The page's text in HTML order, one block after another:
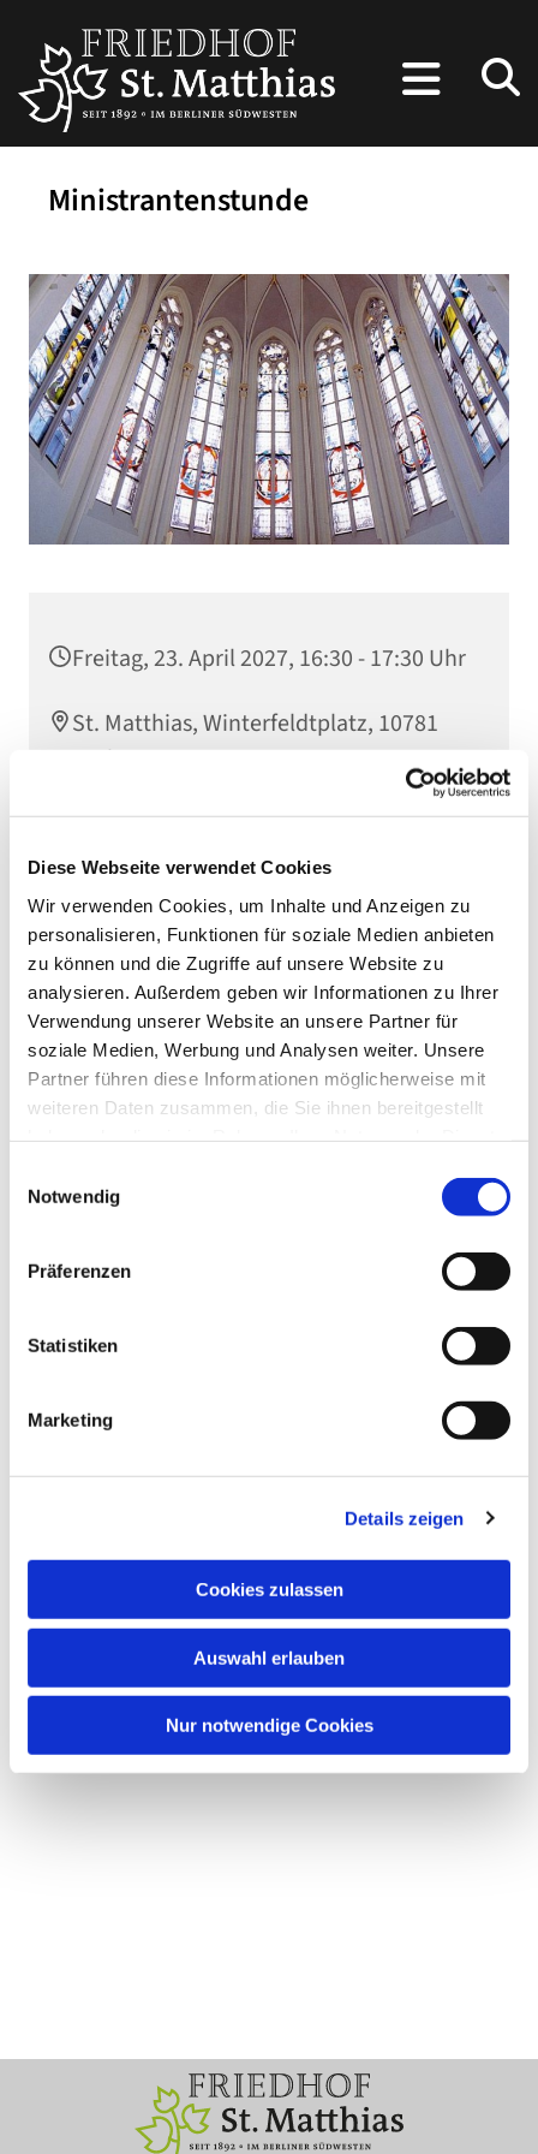
Diese Webseite verwendet Cookies
Wir verwenden Cookies, um Inhalte und Anzeigen zu
personalisieren, Funktionen für soziale Medien anbieten
zu können und die Zugriffe auf unsere Website zu
analysieren. Außerdem geben wir Informationen zu Ihrer
Verwendung unserer Website an unsere Partner für
soziale Medien, Werbung und Analysen weiter. Unsere
Partner führen diese Informationen möglicherweise mit
weiteren Daten zusammen, die Sie ihnen bereitgestellt
Notwendig
Präferenzen
Statistiken
Marketing
Details zeigen
Cookies zulassen
Auswahl erlauben
Nur notwendige Cookies
Ministrantenstunde
Freitag, 23. April 2027, 16:30 - 17:30 Uhr
St. Matthias, Winterfeldtplatz, 10781
Berlin